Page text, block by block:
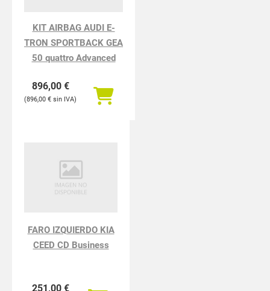
KIT AIRBAG AUDI E-
TRON SPORTBACK GEA
50 quattro Advanced
896,00 €
896,00 €
FARO IZQUIERDO KIA
CEED CD Business
251,00 €